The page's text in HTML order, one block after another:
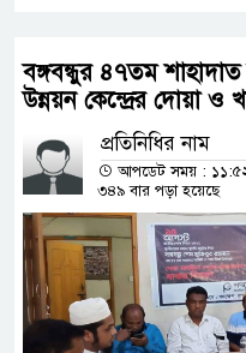
বঙ্গবন্ধুর ৪৭তম শাহাদাত
উন্নয়ন কেন্দ্রের দোয়া ও
প্রতিনিধির নাম
আপডেট সময় :
৩৪৯ বার পড়া হয়েছে